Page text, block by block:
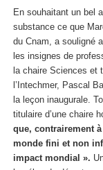
En souhaitant un bel
substance ce que
du Cnam, a souligné
les insignes de
la chaire Sciences et
l’Intechmer, Pascal
la leçon inaugurale.
titulaire d’une chaire
que, contrairement
monde fini et non
impact mondial ».